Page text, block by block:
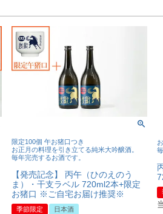
限定100個 午お猪口つき
お正月の料理を引き立てる純米大吟醸酒。
毎年完売するお酒です。
【発売記念】 丙午（ひのえのう
ま）・干支ラベル 720ml2本+限定
お猪口 ※ご自宅お届け推奨※
季節限定 日本酒